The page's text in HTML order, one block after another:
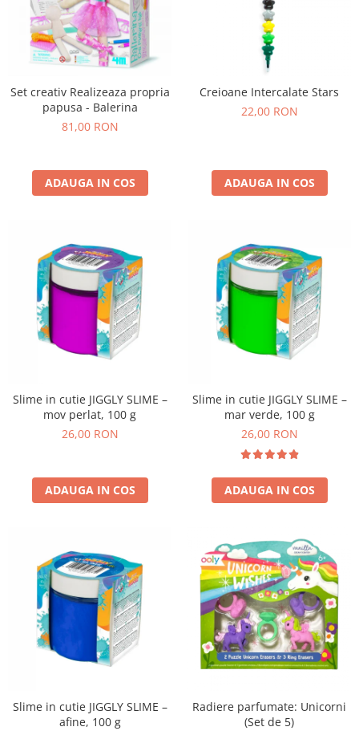
Set creativ Realizeaza propria
papusa - Balerina
81,00 RON
ADAUGA IN COS
Creioane Intercalate Stars
22,00 RON
ADAUGA IN COS
Slime in cutie JIGGLY SLIME –
mov perlat, 100 g
26,00 RON
ADAUGA IN COS
Slime in cutie JIGGLY SLIME –
mar verde, 100 g
26,00 RON
ADAUGA IN COS
Slime in cutie JIGGLY SLIME –
afine, 100 g
Radiere parfumate: Unicorni
(Set de 5)